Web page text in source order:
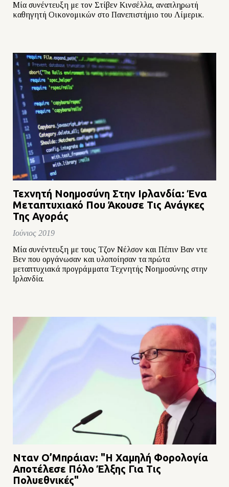
Μία συνέντευξη με τον Στίβεν Κινσέλλα, αναπληρωτή
καθηγητή Οικονομικών στο Πανεπιστήμιο του Λίμερικ.
Τεχνητή Νοημοσύνη Στην Ιρλανδία: Ένα
Μεταπτυχιακό Που Άκουσε Τις Ανάγκες
Της Αγοράς
Ιούνιος 2019
Μία συνέντευξη με τους Τζον Νέλσον και Πέπιν Βαν ντε
Βεν που οργάνωσαν και υλοποίησαν τα πρώτα
μεταπτυχιακά προγράμματα Τεχνητής Νοημοσύνης στην
Ιρλανδία.
Νταν Ο’Μπράιαν: "Η Χαμηλή Φορολογία
Αποτέλεσε Πόλο Έλξης Για Τις
Πολυεθνικές"